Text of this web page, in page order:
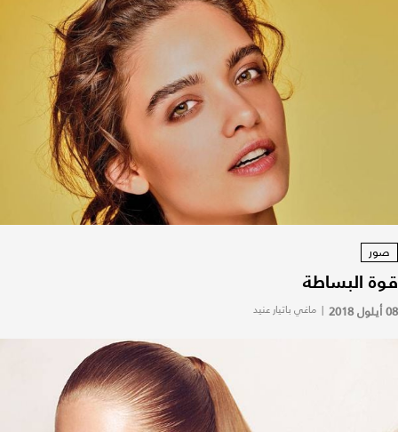
صور
قوة البساطة
08 أيلول 2018 | ماغي باتيار عنيد